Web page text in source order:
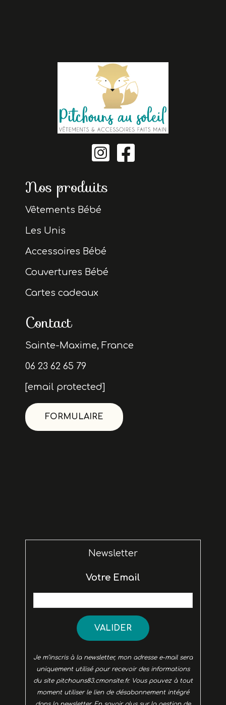
 
Nos produits
Vêtements Bébé
Les Unis
Accessoires Bébé
Couvertures Bébé
Cartes cadeaux
Contact
Sainte-Maxime, France
06 23 62 65 79
[email protected]
FORMULAIRE
Newsletter
Votre Email
VALIDER
Je m’inscris à la newsletter, mon adresse e-mail sera
uniquement utilisé pour recevoir des informations
du site pitchouns83.cmonsite.fr. Vous pouvez à tout
moment utiliser le lien de désabonnement intégré